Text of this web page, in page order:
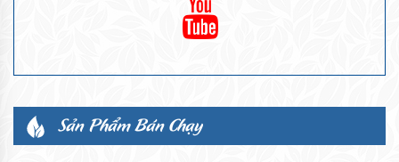
Sản Phẩm Bán Chạy